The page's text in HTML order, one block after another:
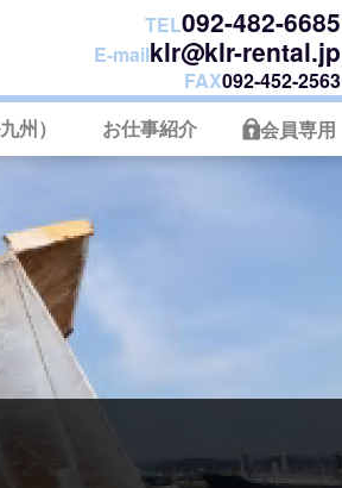
TEL092-482-6685
E-mailklr@klr-rental.jp
FAX092-452-2563
州） お仕事紹介 会員専用